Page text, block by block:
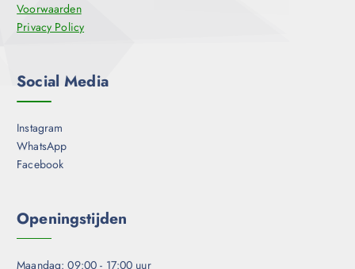
Voorwaarden
Privacy Policy
Social Media
Instagram
WhatsApp
Facebook
Openingstijden
Maandag: 09:00 - 17:00 uur